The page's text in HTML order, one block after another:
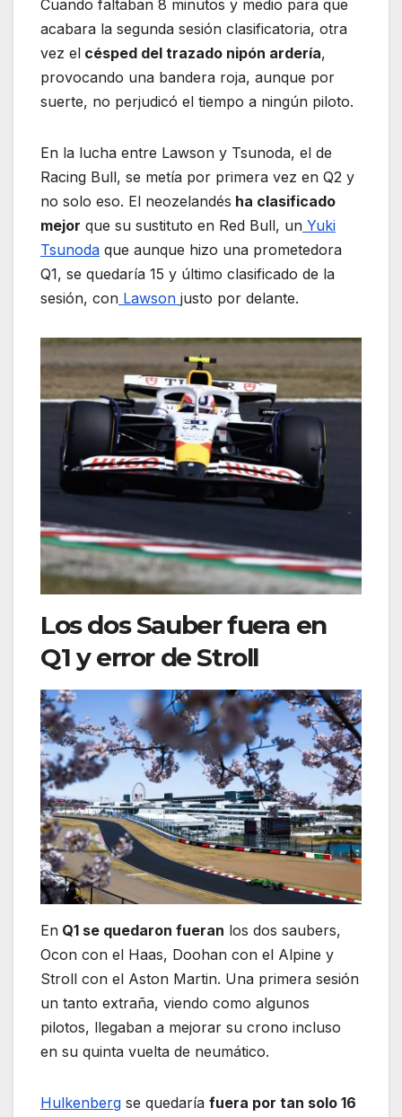
Cuando faltaban 8 minutos y medio para que
acabara la segunda sesión clasificatoria, otra
vez el césped del trazado nipón ardería,
provocando una bandera roja, aunque por
suerte, no perjudicó el tiempo a ningún piloto.
En la lucha entre Lawson y Tsunoda, el de
Racing Bull, se metía por primera vez en Q2 y
no solo eso. El neozelandés ha clasificado
mejor que su sustituto en Red Bull, un Yuki
Tsunoda que aunque hizo una prometedora
Q1, se quedaría 15 y último clasificado de la
sesión, con Lawson justo por delante.
Los dos Sauber fuera en
Q1 y error de Stroll
En Q1 se quedaron fueran los dos saubers,
Ocon con el Haas, Doohan con el Alpine y
Stroll con el Aston Martin. Una primera sesión
un tanto extraña, viendo como algunos
pilotos, llegaban a mejorar su crono incluso
en su quinta vuelta de neumático.
Hulkenberg se quedaría fuera por tan solo 16